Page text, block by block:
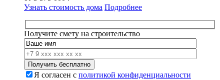
Узнать стоимость дома Подробнее
Получите смету на строительство
Я согласен с политикой конфиденциальности